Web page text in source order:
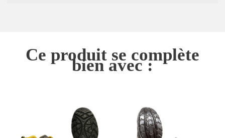
Ce produit se complète
bien avec :